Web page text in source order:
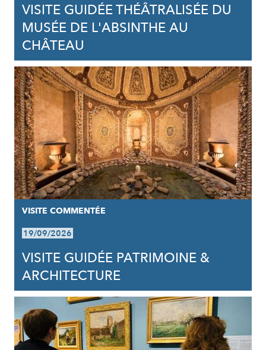
VISITE GUIDÉE THÉÂTRALISÉE DU
MUSÉE DE L'ABSINTHE AU
CHÂTEAU
VISITE COMMENTÉE
19/09/2026
VISITE GUIDÉE PATRIMOINE &
ARCHITECTURE